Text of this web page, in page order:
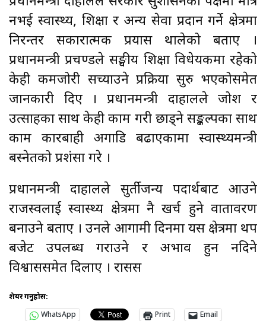
नभई स्वास्थ्य, शिक्षा र अन्य सेवा प्रदान गर्ने क्षेत्रमा
निरन्तर सकारात्मक प्रयास थालेको बताए ।
प्रधानमन्त्री प्रचण्डले सङ्घीय शिक्षा विधेयकमा रहेको
केही कमजोरी सच्याउने प्रक्रिया सुरु भएकोसमेत
जानकारी दिए । प्रधानमन्त्री दाहालले जोश र
उत्साहका साथ केही काम गरी छाड्ने सङ्कल्पका साथ
काम कारबाही अगाडि बढाएकामा स्वास्थ्यमन्त्री
बस्नेतको प्रशंसा गरे ।
प्रधानमन्त्री दाहालले सुर्तीजन्य पदार्थबाट आउने
राजस्वलाई स्वास्थ्य क्षेत्रमा नै खर्च हुने वातावरण
बनाउने बताए । उनले आगामी दिनमा यस क्षेत्रमा थप
बजेट उपलब्ध गराउने र अभाव हुन नदिने
विश्वाससमेत दिलाए । रासस
शेयर गर्नुहोस:
WhatsApp
Print Email